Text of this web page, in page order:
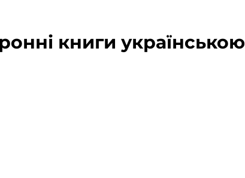
книги українською